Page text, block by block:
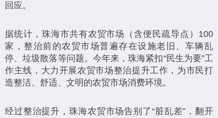
回应。
据统计，珠海市共有农贸市场（含便民疏导点）100
家，整治前的农贸市场普遍存在设施老旧、车辆乱
停、垃圾散落等问题。今年来，珠海紧扣“民生为要”工
作主线，大力开展农贸市场整治提升工作，为市民打
造整洁、舒适、文明的农贸市场消费环境。
经过整治提升，珠海农贸市场告别了“脏乱差”，翻开